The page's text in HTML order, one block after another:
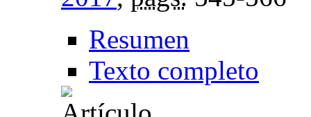
Resumen
Texto completo